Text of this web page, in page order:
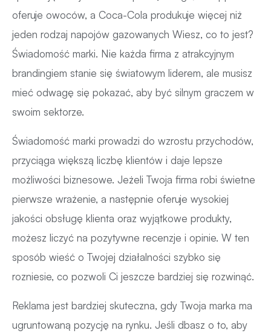
oferuje owoców, a Coca-Cola produkuje więcej niż
jeden rodzaj napojów gazowanych Wiesz, co to jest?
Świadomość marki. Nie każda firma z atrakcyjnym
brandingiem stanie się światowym liderem, ale musisz
mieć odwagę się pokazać, aby być silnym graczem w
swoim sektorze.
Świadomość marki prowadzi do wzrostu przychodów,
przyciąga większą liczbę klientów i daje lepsze
możliwości biznesowe. Jeżeli Twoja firma robi świetne
pierwsze wrażenie, a następnie oferuje wysokiej
jakości obsługę klienta oraz wyjątkowe produkty,
możesz liczyć na pozytywne recenzje i opinie. W ten
sposób wieść o Twojej działalności szybko się
rozniesie, co pozwoli Ci jeszcze bardziej się rozwinąć.
Reklama jest bardziej skuteczna, gdy Twoja marka ma
ugruntowaną pozycję na rynku. Jeśli dbasz o to, aby